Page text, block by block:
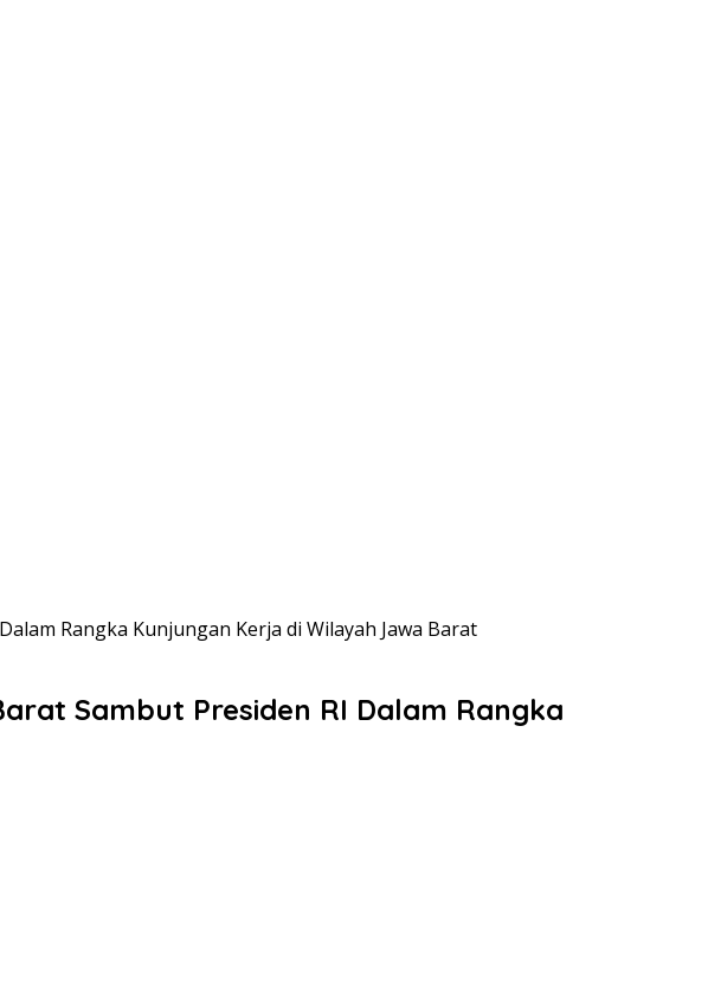
Rangka Kunjungan Kerja di Wilayah Jawa Barat
Sambut Presiden RI Dalam Rangka